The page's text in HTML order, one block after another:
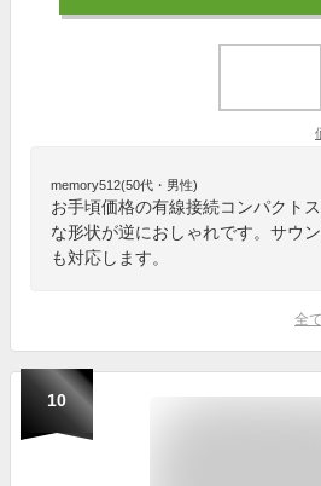
memory512(50代・男性)
お手頃価格の有線接続コンパクト
な形状が逆におしゃれです。サウ
も対応します。
全
10